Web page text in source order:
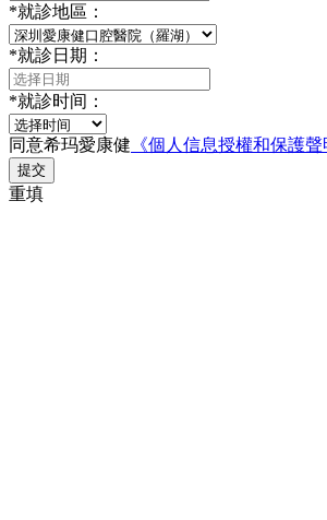
*就診地區：
*就診日期：
*就診时间：
同意希玛愛康健 《個人信息授權和保護聲
提交
重填